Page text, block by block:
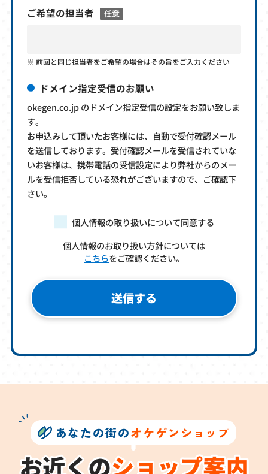
ご希望の担当者 任意
前回と同じ担当者をご希望の場合はその旨をご入力ください
ドメイン指定受信のお願い
okegen.co.jp のドメイン指定受信の設定をお願い致しま
す。
お申込みして頂いたお客様には、自動で受付確認メール
を送信しております。受付確認メールを受信されていな
いお客様は、携帯電話の受信設定により弊社からのメー
ルを受信拒否している恐れがございますので、ご確認下
さい。
個人情報の取り扱いについて同意する
個人情報のお取り扱い方針については
こちらをご確認ください。
あなたの街のオケゲンショップ